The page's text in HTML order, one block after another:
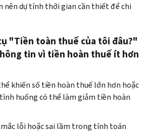
nên dự tính thời gian cần thiết để chi
"Tiền toàn thuế của tôi đâu?"
tin vì tiền hoàn thuế ít hơn
khiến số tiền hoàn thuế lớn hơn hoặc
tình huống có thể làm giảm tiền hoàn
lỗi hoặc sai lầm trong tính toán